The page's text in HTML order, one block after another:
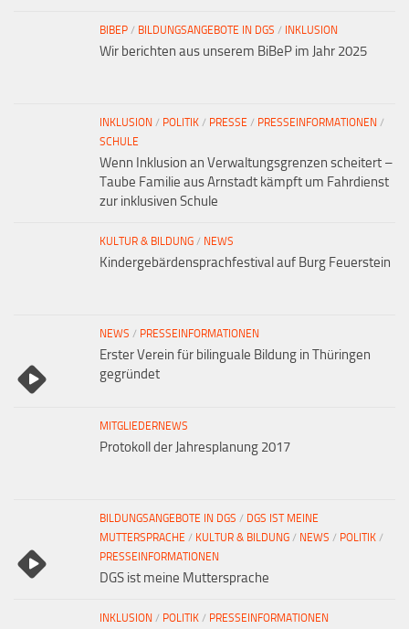
BIBEP / BILDUNGSANGEBOTE IN DGS / INKLUSION
Wir berichten aus unserem BiBeP im Jahr 2025
INKLUSION / POLITIK / PRESSE / PRESSEINFORMATIONEN /
SCHULE
Wenn Inklusion an Verwaltungsgrenzen scheitert –
Taube Familie aus Arnstadt kämpft um Fahrdienst
zur inklusiven Schule
KULTUR & BILDUNG / NEWS
Kindergebärdensprachfestival auf Burg Feuerstein
NEWS / PRESSEINFORMATIONEN
Erster Verein für bilinguale Bildung in Thüringen
gegründet
MITGLIEDERNEWS
Protokoll der Jahresplanung 2017
BILDUNGSANGEBOTE IN DGS / DGS IST MEINE
MUTTERSPRACHE / KULTUR & BILDUNG / NEWS / POLITIK /
PRESSEINFORMATIONEN
DGS ist meine Muttersprache
INKLUSION / POLITIK / PRESSEINFORMATIONEN